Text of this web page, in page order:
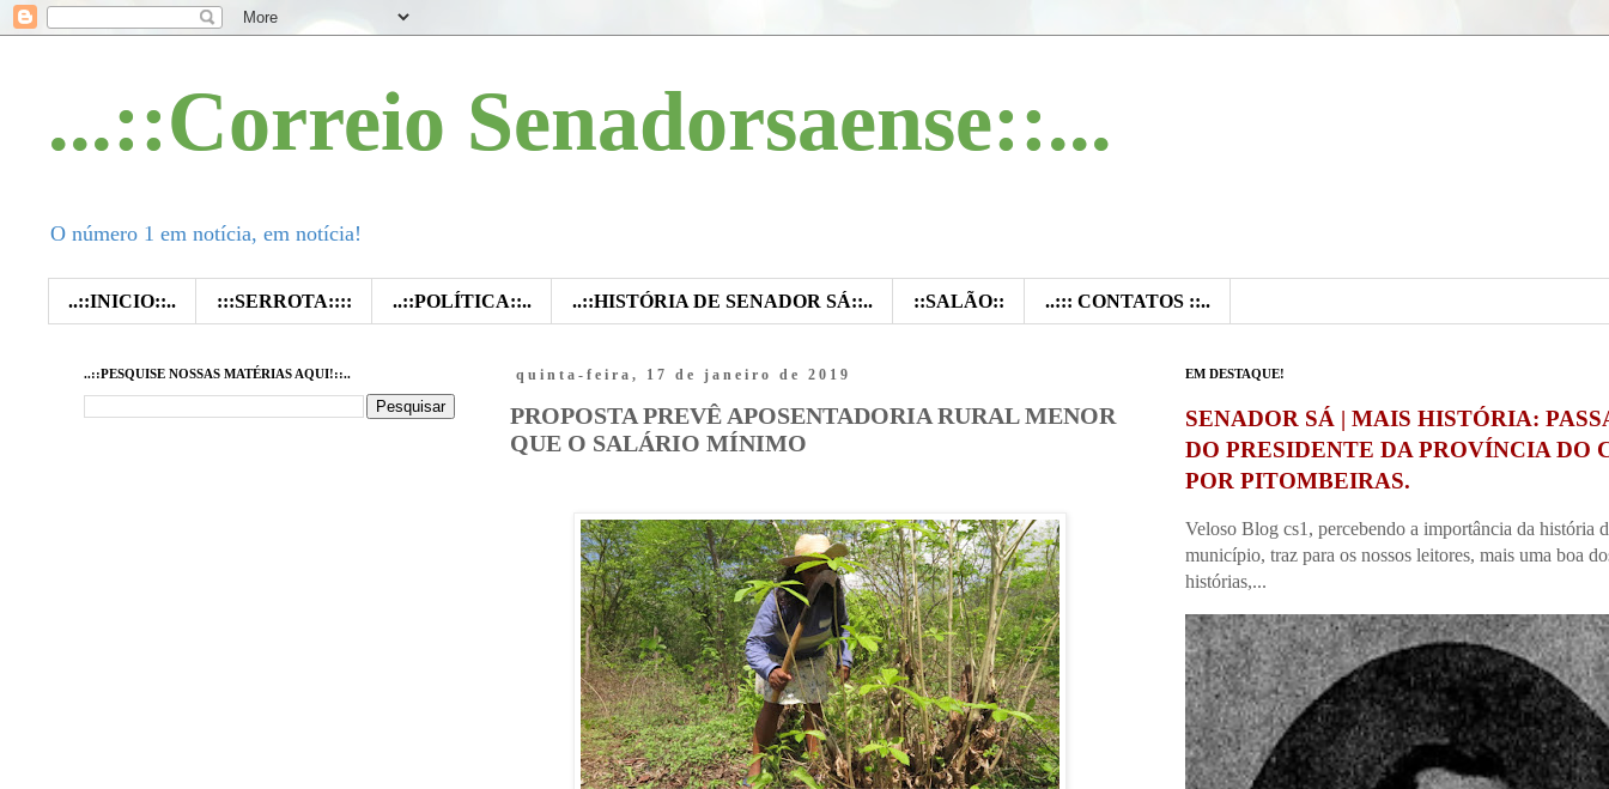
...::Correio Senadorsaense::...
O número 1 em notícia, em notícia!
..::INICIO::.. :::SERROTA:::: ..::POLÍTICA::.. ..::HISTÓRIA DE SENADOR SÁ::.. ::SALÃO:: ..::: CONTATOS ::..
quinta-feira, 17 de janeiro de 2019
PROPOSTA PREVÊ APOSENTADORIA RURAL MENOR
QUE O SALÁRIO MÍNIMO
..::PESQUISE NOSSAS MATÉRIAS AQUI!::.. EM DESTAQUE!
SENADOR SÁ | MAIS HISTÓRIA:
DO PRESIDENTE DA PROVÍNCIA DO
POR PITOMBEIRAS.
Veloso Blog cs1, percebendo a importância da história
município, traz para os nossos leitores, mais uma boa
histórias,...